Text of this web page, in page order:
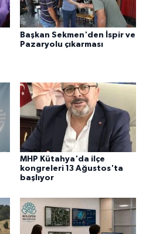
Başkan Sekmen'den İspir ve
Pazaryolu çıkarması
MHP Kütahya'da ilçe
kongreleri 13 Ağustos'ta
başlıyor